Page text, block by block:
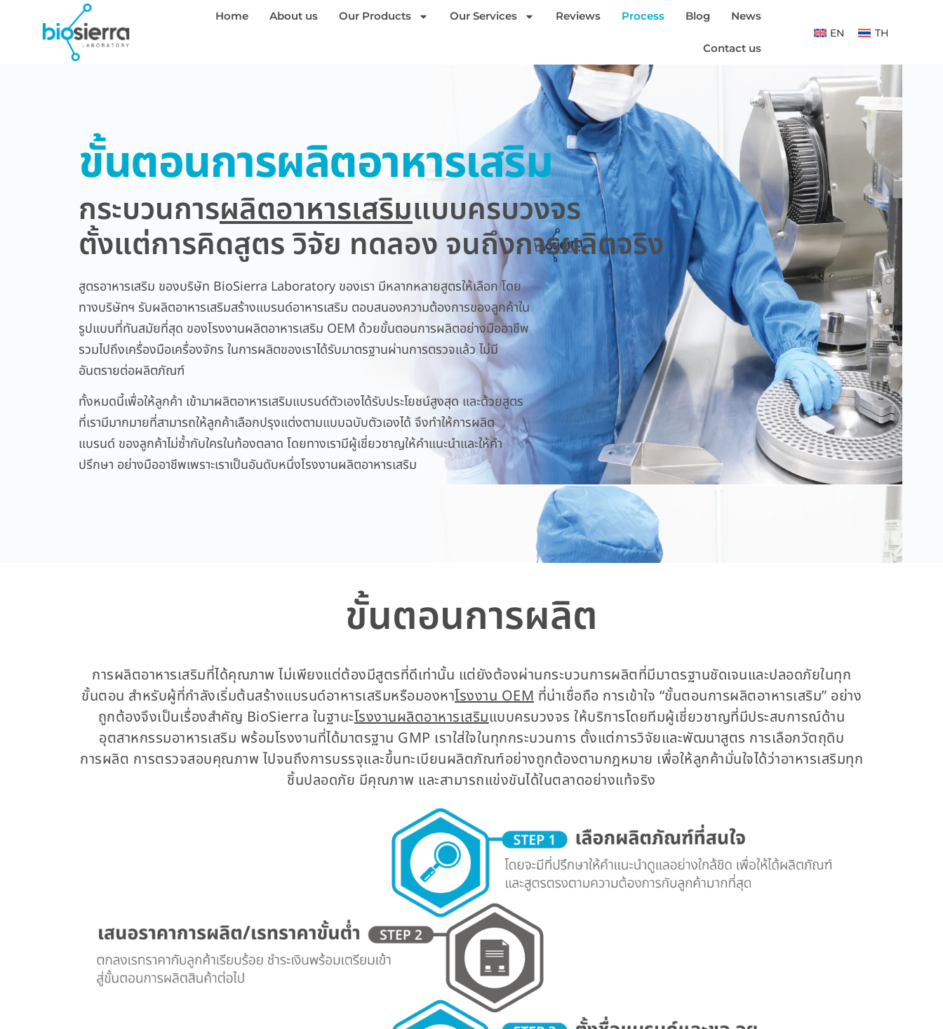
Home About us Our Products Our Services Reviews Process Blog News
Contact us
EN TH
ขั้นตอนการผลิตอาหารเสริม
กระบวนการผลิตอาหารเสริมแบบครบวงจร
ตั้งแต่การคิดสูตร วิจัย ทดลอง จนถึงการผลิตจริง
สูตรอาหารเสริม ของบริษัท BioSierra Laboratory ของเรา มีหลากหลายสูตรให้เลือก โดย
ทางบริษัทฯ รับผลิตอาหารเสริมสร้างแบรนด์อาหารเสริม ตอบสนองความต้องการของลูกค้าใน
รูปแบบที่ทันสมัยที่สุด ของโรงงานผลิตอาหารเสริม OEM ด้วยขั้นตอนการผลิตอย่างมืออาชีพ
รวมไปถึงเครื่องมือเครื่องจักร ในการผลิตของเราได้รับมาตรฐานผ่านการตรวจแล้ว ไม่มี
อันตรายต่อผลิตภัณฑ์
ทั้งหมดนี้เพื่อให้ลูกค้า เข้ามาผลิตอาหารเสริมแบรนด์ตัวเองได้รับประโยชน์สูงสุด และด้วยสูตร
ที่เรามีมากมายที่สามารถให้ลูกค้าเลือกปรุงแต่งตามแบบฉบับตัวเองได้ จึงทำให้การผลิต
แบรนด์ ของลูกค้าไม่ซ้ำกับใครในท้องตลาด โดยทางเรามีผู้เชี่ยวชาญให้คำแนะนำและให้คำ
ปรึกษา อย่างมืออาชีพเพราะเราเป็นอันดับหนึ่งโรงงานผลิตอาหารเสริม
ขั้นตอนการผลิต
การผลิตอาหารเสริมที่ได้คุณภาพ ไม่เพียงแต่ต้องมีสูตรที่ดีเท่านั้น แต่ยังต้องผ่านกระบวนการผลิตที่มีมาตรฐานชัดเจนและปลอดภัยในทุก
ขั้นตอน สำหรับผู้ที่กำลังเริ่มต้นสร้างแบรนด์อาหารเสริมหรือมองหาโรงงาน OEM ที่น่าเชื่อถือ การเข้าใจ “ขั้นตอนการผลิตอาหารเสริม” อย่าง
ถูกต้องจึงเป็นเรื่องสำคัญ BioSierra ในฐานะโรงงานผลิตอาหารเสริมแบบครบวงจร ให้บริการโดยทีมผู้เชี่ยวชาญที่มีประสบการณ์ด้าน
อุตสาหกรรมอาหารเสริม พร้อมโรงงานที่ได้มาตรฐาน GMP เราใส่ใจในทุกกระบวนการ ตั้งแต่การวิจัยและพัฒนาสูตร การเลือกวัตถุดิบ
การผลิต การตรวจสอบคุณภาพ ไปจนถึงการบรรจุและขึ้นทะเบียนผลิตภัณฑ์อย่างถูกต้องตามกฎหมาย เพื่อให้ลูกค้ามั่นใจได้ว่าอาหารเสริมทุก
ชิ้นปลอดภัย มีคุณภาพ และสามารถแข่งขันได้ในตลาดอย่างแท้จริง